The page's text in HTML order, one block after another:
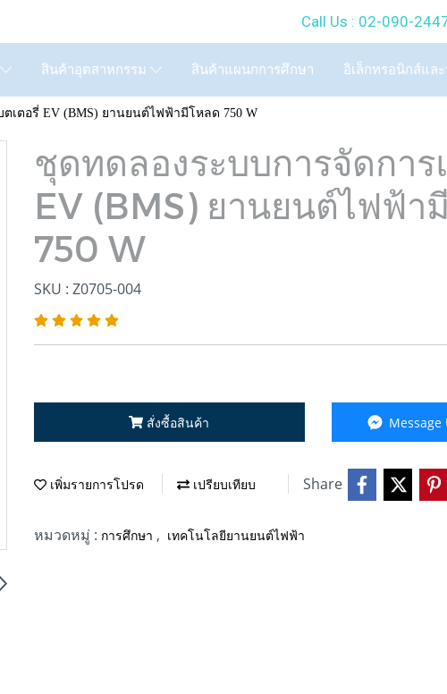
(GIC) Call Us : 02-090-
สินค้าอุตสาหกรรม สินค้าแผนกการศึกษา อิเล็กทรอนิกส์แล
เตอรี่ EV (BMS) ยานยนต์ไฟฟ้ามีโหลด 750 W
ชุดทดลองระบบการจัดการ
EV (BMS) ยานยนต์ไฟฟ้า
750 W
SKU : Z0705-004
สั่งซื้อสินค้า Message
เพิ่มรายการโปรด เปรียบเทียบ Share
หมวดหมู่ : การศึกษา , เทคโนโลยียานยนต์ไฟฟ้า